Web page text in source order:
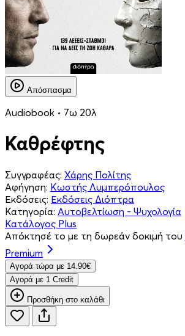
Απόσπασμα
Audiobook • 7ω 20λ
Καθρέφτης
Συγγραφέας: Χάρης Πολίτης
Αφήγηση: Κωστής Λυμπερόπουλος
Εκδόσεις: Εκδόσεις Διόπτρα
Κατηγορία: Αυτοβελτίωση - Ψυχολογία
Κατάλογος Plus
Απόκτησέ το με τη δωρεάν δοκιμή του
Premium
Aγορά τώρα με 14.90€
Aγορά με 1 Credit
Προσθήκη στο καλάθι